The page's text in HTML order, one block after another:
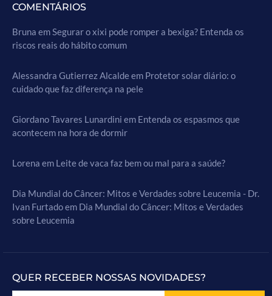
COMENTÁRIOS
Bruna em Segurar o xixi pode romper a bexiga? Entenda os
riscos reais do hábito comum
Alessandra Gutierrez Alcaldeem Protetor solar diário: o
cuidado que faz diferença na pele
Giordano Tavares Lunardini em Entenda os espasmos que
acontecem na hora de dormir
Lorena em Leite de vaca faz bem ou mal para a saúde?
Dia Mundial do Câncer: Mitos e Verdades sobre Leucemia - Dr.
Ivan Furtadoem Dia Mundial do Câncer: Mitos e Verdades
sobre Leucemia
QUER RECEBER NOSSAS NOVIDADES?